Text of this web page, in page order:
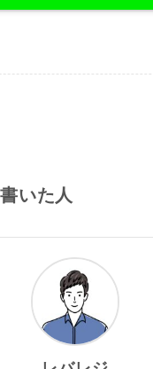
いた人